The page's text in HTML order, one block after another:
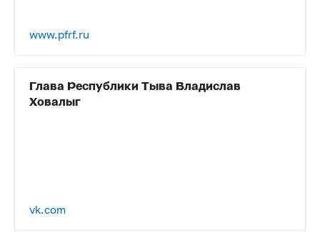
www.pfrf.ru
Глава Республики Тыва Владислав
Ховалыг
vk.com